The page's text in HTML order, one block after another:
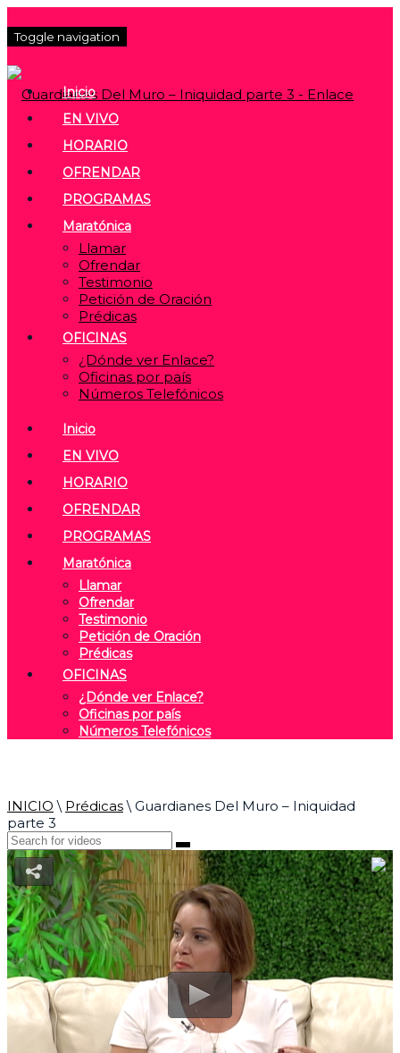
Toggle navigation
Inicio
EN VIVO
HORARIO
OFRENDAR
PROGRAMAS
Maratónica
Llamar
Ofrendar
Testimonio
Petición de Oración
Prédicas
OFICINAS
¿Dónde ver Enlace?
Oficinas por país
Números Telefónicos
Inicio
EN VIVO
HORARIO
OFRENDAR
PROGRAMAS
Maratónica
Llamar
Ofrendar
Testimonio
Petición de Oración
Prédicas
OFICINAS
¿Dónde ver Enlace?
Oficinas por país
Números Telefónicos
INICIO \ Prédicas\ Guardianes Del Muro – Iniquidad
parte 3